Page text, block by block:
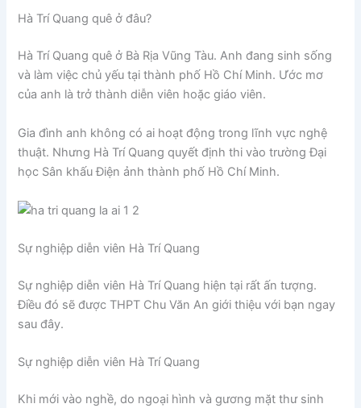
Hà Trí Quang quê ở đâu?
Hà Trí Quang quê ở Bà Rịa Vũng Tàu. Anh đang sinh sống
và làm việc chủ yếu tại thành phố Hồ Chí Minh. Ước mơ
của anh là trở thành diễn viên hoặc giáo viên.
Gia đình anh không có ai hoạt động trong lĩnh vực nghệ
thuật. Nhưng Hà Trí Quang quyết định thi vào trường Đại
học Sân khấu Điện ảnh thành phố Hồ Chí Minh.
Sự nghiệp diễn viên Hà Trí Quang
Sự nghiệp diễn viên Hà Trí Quang hiện tại rất ấn tượng.
Điều đó sẽ được THPT Chu Văn An giới thiệu với bạn ngay
sau đây.
Sự nghiệp diễn viên Hà Trí Quang
Khi mới vào nghề, do ngoại hình và gương mặt thư sinh